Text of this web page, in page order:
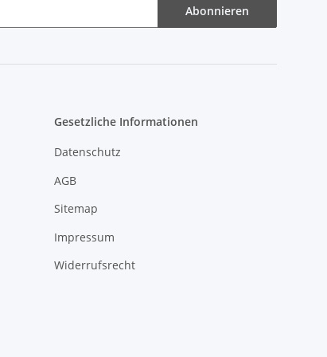
Abonnieren
Gesetzliche Informationen
Datenschutz
AGB
Sitemap
Impressum
Widerrufsrecht